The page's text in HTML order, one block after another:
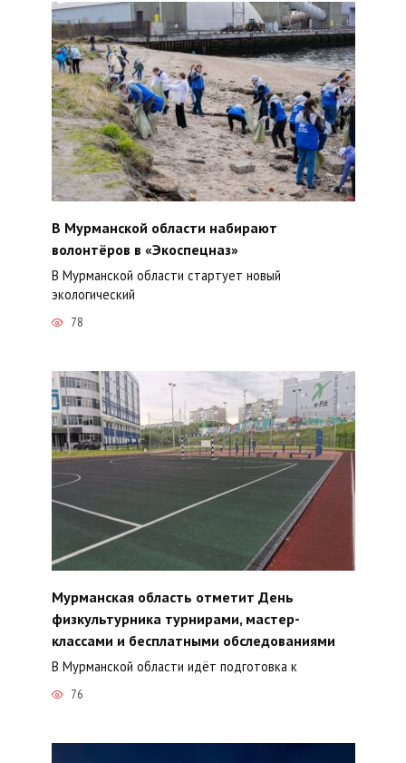
В Мурманской области набирают
волонтёров в «Экоспецназ»
В Мурманской области стартует новый
экологический
78
Мурманская область отметит День
физкультурника турнирами, мастер-
классами и бесплатными обследованиями
В Мурманской области идёт подготовка к
76